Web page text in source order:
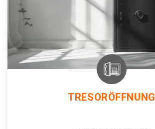
TRESORÖFFNUNG